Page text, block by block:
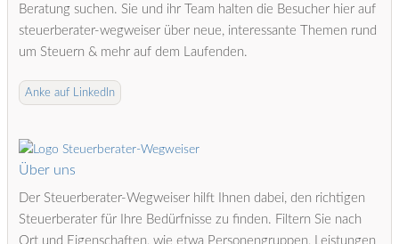
Beratung suchen. Sie und ihr Team halten die Besucher hier auf
steuerberater-wegweiser über neue, interessante Themen rund
um Steuern & mehr auf dem Laufenden.
Anke auf LinkedIn
Über uns
Der Steuerberater-Wegweiser hilft Ihnen dabei, den richtigen
Steuerberater für Ihre Bedürfnisse zu finden. Filtern Sie nach
Ort und Eigenschaften, wie etwa Personengruppen, Leistungen